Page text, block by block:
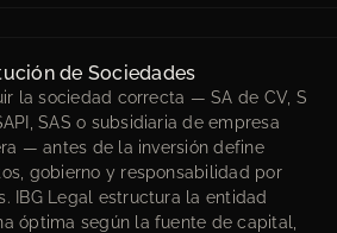
de Sociedades
la sociedad correcta — SA de CV, S
SAS o subsidiaria de empresa
— antes de la inversión define
gobierno y responsabilidad por
IBG Legal estructura la entidad
óptima según la fuente de capital,